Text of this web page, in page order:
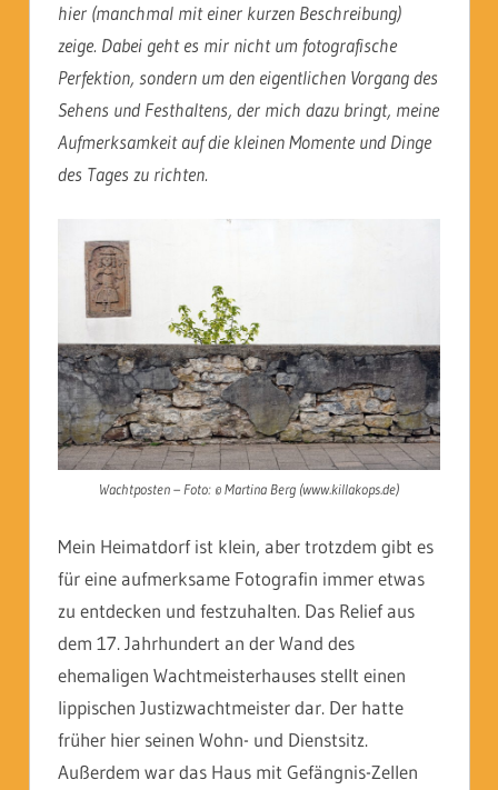
hier (manchmal mit einer kurzen Beschreibung)
zeige. Dabei geht es mir nicht um fotografische
Perfektion, sondern um den eigentlichen Vorgang des
Sehens und Festhaltens, der mich dazu bringt, meine
Aufmerksamkeit auf die kleinen Momente und Dinge
des Tages zu richten.
Wachtposten – Foto: © Martina Berg (www.killakops.de)
Mein Heimatdorf ist klein, aber trotzdem gibt es
für eine aufmerksame Fotografin immer etwas
zu entdecken und festzuhalten. Das Relief aus
dem 17. Jahrhundert an der Wand des
ehemaligen Wachtmeisterhauses stellt einen
lippischen Justizwachtmeister dar. Der hatte
früher hier seinen Wohn- und Dienstsitz.
Außerdem war das Haus mit Gefängnis-Zellen